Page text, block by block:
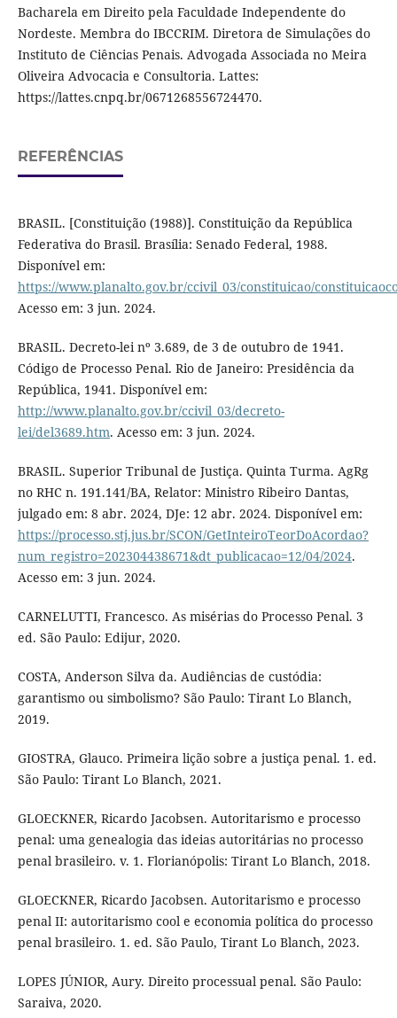
Bacharela em Direito pela Faculdade Independente do
Nordeste. Membra do IBCCRIM. Diretora de Simulações do
Instituto de Ciências Penais. Advogada Associada no Meira
Oliveira Advocacia e Consultoria. Lattes:
https://lattes.cnpq.br/0671268556724470.
REFERÊNCIAS
BRASIL. [Constituição (1988)]. Constituição da República
Federativa do Brasil. Brasília: Senado Federal, 1988.
Disponível em:
https://www.planalto.gov.br/ccivil_03/constituicao/
Acesso em: 3 jun. 2024.
BRASIL. Decreto-lei nº 3.689, de 3 de outubro de 1941.
Código de Processo Penal. Rio de Janeiro: Presidência da
República, 1941. Disponível em:
http://www.planalto.gov.br/ccivil_03/decreto-
lei/del3689.htm. Acesso em: 3 jun. 2024.
BRASIL. Superior Tribunal de Justiça. Quinta Turma. AgRg
no RHC n. 191.141/BA, Relator: Ministro Ribeiro Dantas,
julgado em: 8 abr. 2024, DJe: 12 abr. 2024. Disponível em:
https://processo.stj.jus.br/SCON/GetInteiroTeorDoAcordao?
num_registro=202304438671&dt_publicacao=12/04/2024.
Acesso em: 3 jun. 2024.
CARNELUTTI, Francesco. As misérias do Processo Penal. 3
ed. São Paulo: Edijur, 2020.
COSTA, Anderson Silva da. Audiências de custódia:
garantismo ou simbolismo? São Paulo: Tirant Lo Blanch,
2019.
GIOSTRA, Glauco. Primeira lição sobre a justiça penal. 1. ed.
São Paulo: Tirant Lo Blanch, 2021.
GLOECKNER, Ricardo Jacobsen. Autoritarismo e processo
penal: uma genealogia das ideias autoritárias no processo
penal brasileiro. v. 1. Florianópolis: Tirant Lo Blanch, 2018.
GLOECKNER, Ricardo Jacobsen. Autoritarismo e processo
penal II: autoritarismo cool e economia política do processo
penal brasileiro. 1. ed. São Paulo, Tirant Lo Blanch, 2023.
LOPES JÚNIOR, Aury. Direito processual penal. São Paulo:
Saraiva, 2020.